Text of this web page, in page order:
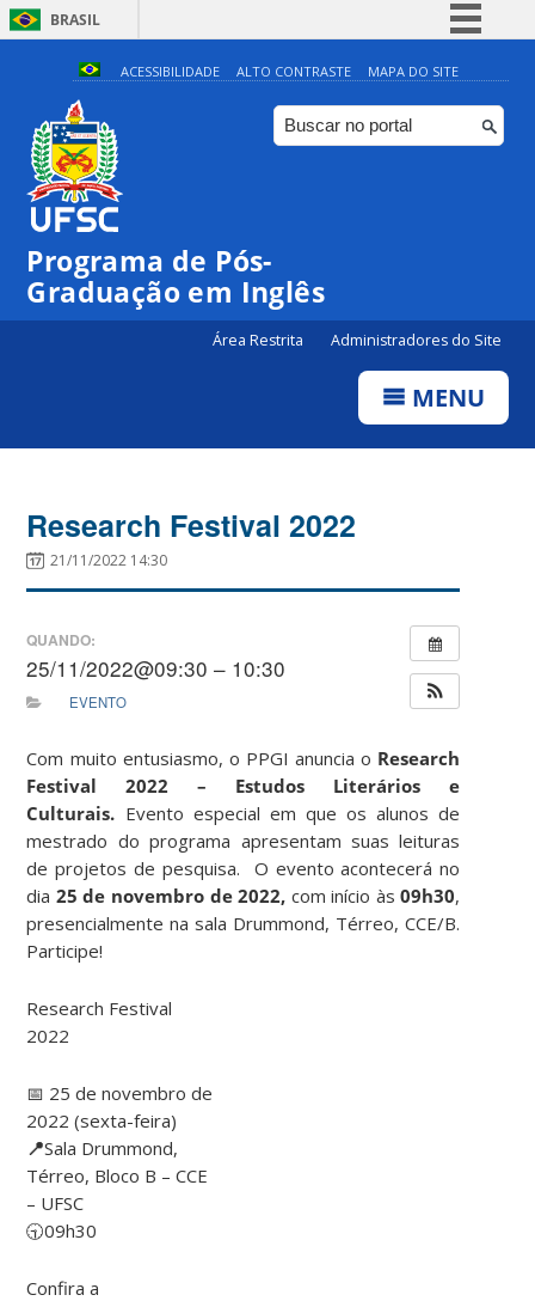
BRASIL
Simplifique!
Comunica BR
Participe
ACESSIBILIDADE ALTO CONTRASTE MAPA DO SITE
Programa de Pós-
Graduação em Inglês
Área Restrita Administradores do Site
MENU
Research Festival 2022
21/11/2022 14:30
QUANDO:
25/11/2022@09:30 – 10:30
EVENTO
Com muito entusiasmo, o PPGI anuncia o Research
Festival 2022 – Estudos Literários e
Culturais. Evento especial em que os alunos de
mestrado do programa apresentam suas leituras
de projetos de pesquisa. O evento acontecerá no
dia 25 de novembro de 2022, com início às 09h30,
presencialmente na sala Drummond, Térreo, CCE/B.
Participe!
Research Festival
2022
📅 25 de novembro de
2022 (sexta-feira)
📍Sala Drummond,
Térreo, Bloco B – CCE
– UFSC
🕤09h30
Confira a